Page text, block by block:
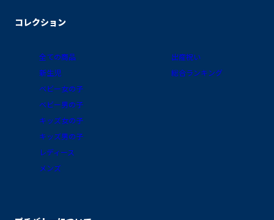
コレクション
全ての商品
新生児
ベビー女の子
ベビー男の子
キッズ女の子
キッズ男の子
レディース
メンズ
出産祝い
総合ランキング